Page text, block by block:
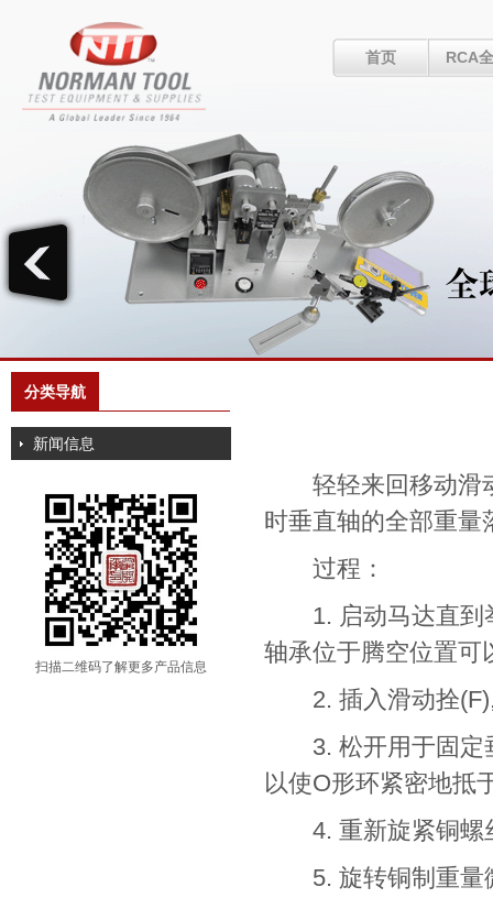
首页 RCA
轻轻来回移动滑动
时垂直轴的全部重量
过程：
1. 启动马达直到举
轴承位于腾空位置可
2. 插入滑动拴(F),
3. 松开用于固定垂
以使O形环紧密地抵
4. 重新旋紧铜螺
5. 旋转铜制重量微
分类导航
新闻信息
扫描二维码了解更多产品信息